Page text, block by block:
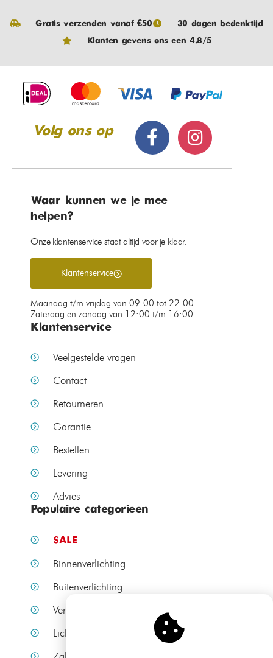
Gratis verzenden vanaf €50
30 dagen bedenktijd
Klanten gevens ons een 4.8/5
Volg ons op
Waar kunnen we je mee
helpen?
Onze klantenservice staat altijd voor je klaar.
Klantenservice
Maandag t/m vrijdag van 09:00 tot 22:00
Zaterdag en zondag van 12:00 t/m 16:00
Klantenservice
Veelgestelde vragen
Contact
Retourneren
Garantie
Bestellen
Levering
Advies
Populaire categorieen
SALE
Binnenverlichting
Buitenverlichting
Verlichting per ruimte
Lichtbronnen